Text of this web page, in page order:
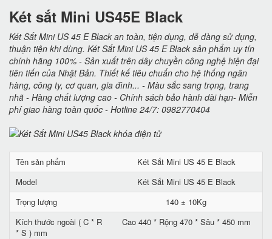
Két sắt Mini US45E Black
Két Sắt Mini US 45 E Black an toàn, tiện dụng, dễ dàng sử dụng,
thuận tiện khi dùng. Két Sắt Mini US 45 E Black sản phẩm uy tín
chính hãng 100% - Sản xuất trên dây chuyền công nghệ hiện đại
tiên tiến của Nhật Bản. Thiết kế tiêu chuẩn cho hệ thống ngân
hàng, công ty, cơ quan, gia đình... - Màu sắc sang trọng, trang
nhã - Hàng chất lượng cao - Chính sách bảo hành dài hạn- Miễn
phí giao hàng toàn quốc - Hotline 24/7: 0982770404
Tên sản phẩm
Két Sắt Mini US 45 E Black
Model
Két Sắt Mini US 45 E Black
Trọng lượng
140 ± 10Kg
Kích thước ngoài ( C * R
* S ) mm
Cao 440 * Rộng 470 * Sâu * 450 mm